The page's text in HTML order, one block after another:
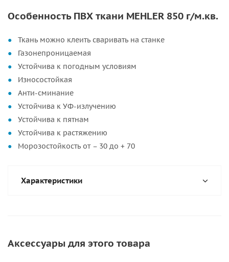
Особенность ПВХ ткани MEHLER 850 г/м.кв.
Ткань можно клеить сваривать на станке
Газонепроницаемая
Устойчива к погодным условиям
Износостойкая
Анти-сминание
Устойчива к УФ-излучению
Устойчива к пятнам
Устойчива к растяжению
Морозостойкость от – 30 до + 70
Характеристики
Аксессуары для этого товара